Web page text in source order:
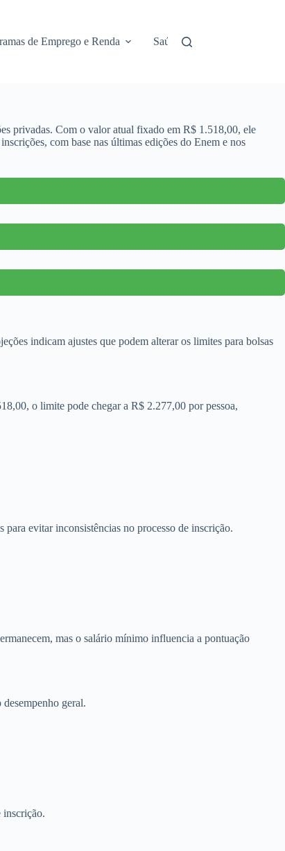
de Emprego e Renda Saúde e Assistência
privadas. Com o valor atual fixado em R$ 1.518,00, ele
com base nas últimas edições do Enem e nos
indicam ajustes que podem alterar os limites para bolsas
o limite pode chegar a R$ 2.277,00 por pessoa,
evitar inconsistências no processo de inscrição.
mas o salário mínimo influencia a pontuação
geral.
inscrição.